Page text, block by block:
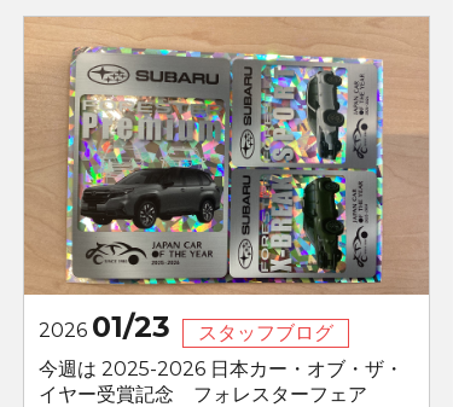
2026 01/23
スタッフブログ
今週は 2025-2026 日本カー・オブ・ザ・
イヤー受賞記念 フォレスターフェア